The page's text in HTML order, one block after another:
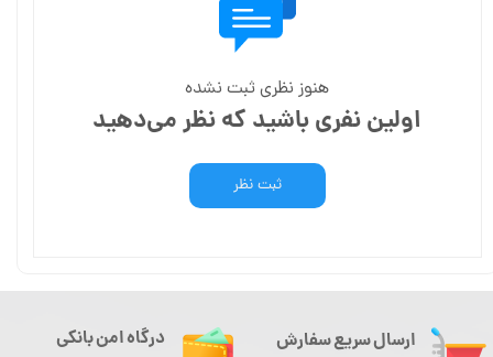
هنوز نظری ثبت نشده
اولین نفری باشید که نظر می‌دهید
ثبت نظر
ارسال سریع سفارش درگاه امن بانکی